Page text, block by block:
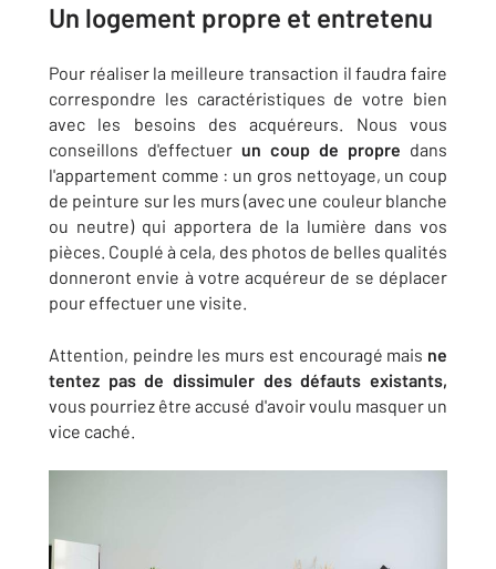
Un logement propre et entretenu
Pour réaliser la meilleure transaction il faudra faire
correspondre les caractéristiques de votre bien
avec les besoins des acquéreurs. Nous vous
conseillons d'effectuer un coup de propre dans
l'appartement comme : un gros nettoyage, un coup
de peinture sur les murs (avec une couleur blanche
ou neutre) qui apportera de la lumière dans vos
pièces. Couplé à cela, des photos de belles qualités
donneront envie à votre acquéreur de se déplacer
pour effectuer une visite.
Attention, peindre les murs est encouragé mais ne
tentez pas de dissimuler des défauts existants,
vous pourriez être accusé d'avoir voulu masquer un
vice caché.